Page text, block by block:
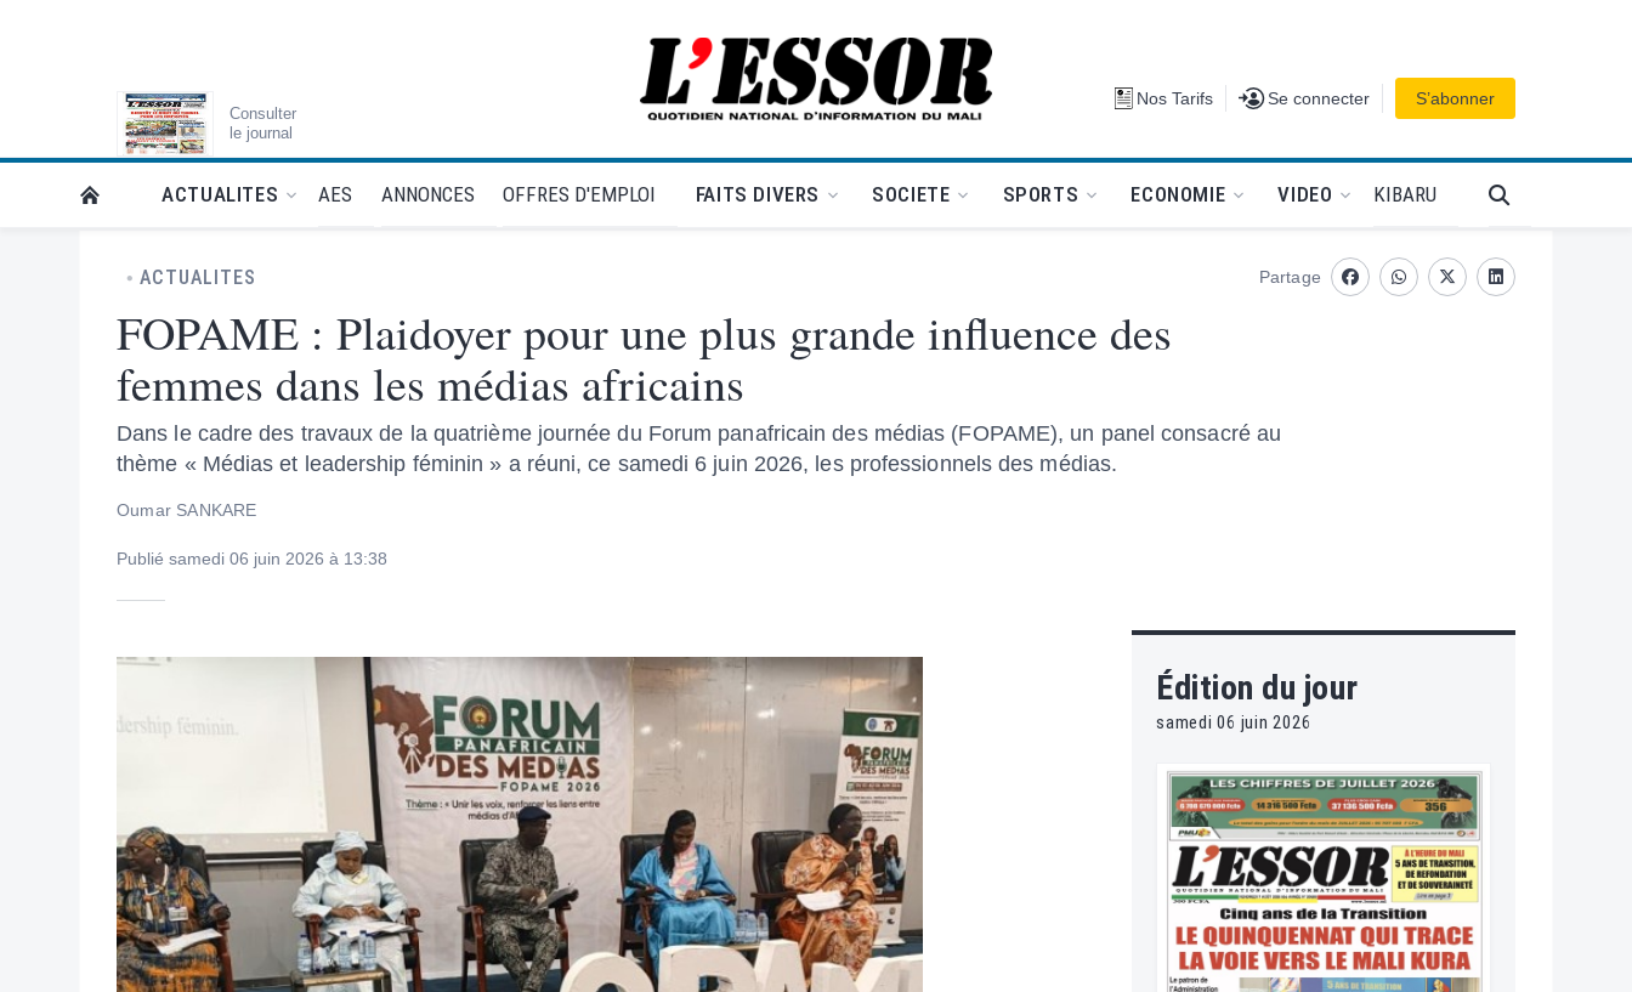
Consulter
le journal
L'Essor - retour à la une Nos Tarifs Se connecter
Se connecter S’abonner
RETOUR À LA PAGE D’ACCUEIL DE L'ESSOR
ACTUALITES AES ANNONCES OFFRES D'EMPLOI FAITS DIVERS SOCIETE SPORTS ECONOMIE VIDEO KIBARU
ACTUALITES
FOPAME : Plaidoyer pour une plus grande influence des
femmes dans les médias africains
Dans le cadre des travaux de la quatrième journée du Forum panafricain des médias (FOPAME), un panel consacré au
thème « Médias et leadership féminin » a réuni, ce samedi 6 juin 2026, les professionnels des médias.
Oumar SANKARE
Publié samedi 06 juin 2026 à 13:38
Partage
FacebookwhatsappTwitterLinkedin
Édition du jour
samedi 06 juin 2026